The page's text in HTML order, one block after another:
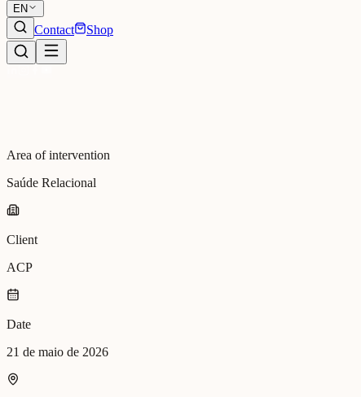
EN
Contact Shop
Area of intervention
Saúde Relacional
Client
ACP
Date
21 de maio de 2026